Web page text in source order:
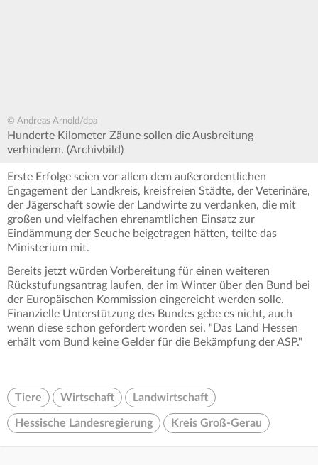
© Andreas Arnold/dpa
Hunderte Kilometer Zäune sollen die Ausbreitung
verhindern. (Archivbild)
Erste Erfolge seien vor allem dem außerordentlichen
Engagement der Landkreis, kreisfreien Städte, der Veterinäre,
der Jägerschaft sowie der Landwirte zu verdanken, die mit
großen und vielfachen ehrenamtlichen Einsatz zur
Eindämmung der Seuche beigetragen hätten, teilte das
Ministerium mit.
Bereits jetzt würden Vorbereitung für einen weiteren
Rückstufungsantrag laufen, der im Winter über den Bund bei
der Europäischen Kommission eingereicht werden solle.
Finanzielle Unterstützung des Bundes gebe es nicht, auch
wenn diese schon gefordert worden sei. "Das Land Hessen
erhält vom Bund keine Gelder für die Bekämpfung der ASP."
Tiere Wirtschaft Landwirtschaft
Hessische Landesregierung Kreis Groß-Gerau